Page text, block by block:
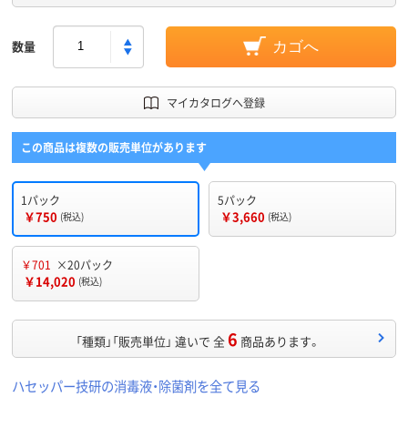
数量 カゴへ
マイカタログへ登録
この商品は複数の販売単位があります
1パック
￥750 (税込)
5パック
￥3,660 (税込)
￥701 ×20パック
￥14,020 (税込)
「種類」「販売単位」 違いで 全6 商品あります。
ハセッパー技研の消毒液・除菌剤を全て見る